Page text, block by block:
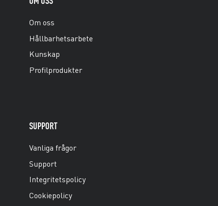
Om oss
Hållbarhetsarbete
Kunskap
Profilprodukter
SUPPORT
Vanliga frågor
Support
Integritetspolicy
Cookiepolicy